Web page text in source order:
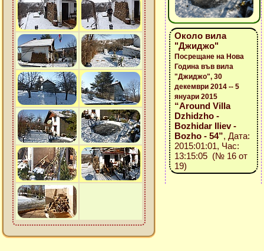
Около вила
"Джиджо"
Посрещане на Нова
Година във вила
"Джиджо", 30
декември 2014 -- 5
януари 2015
“Around Villa
Dzhidzho -
Bozhidar Iliev -
Bozho - 54”, Дата:
2015:01:01, Час:
13:15:05 (№ 16 от
19)